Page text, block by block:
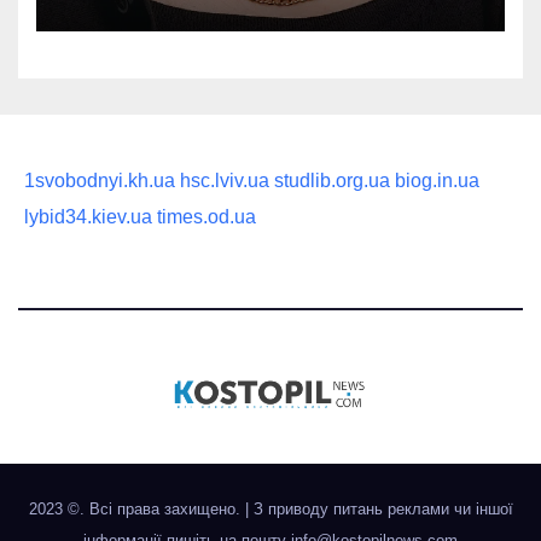
статусного украшения
1svobodnyi.kh.ua hsc.lviv.ua studlib.org.ua biog.in.ua
lybid34.kiev.ua times.od.ua
2023 ©. Всі права захищено.
З приводу питань реклами чи іншої